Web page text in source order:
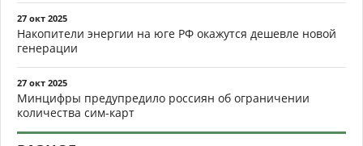
27 окт 2025
Накопители энергии на юге РФ окажутся дешевле новой
генерации
27 окт 2025
Минцифры предупредило россиян об ограничении
количества сим-карт